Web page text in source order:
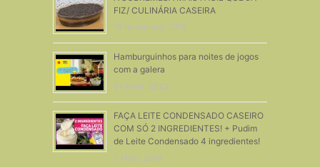
FIZ/ CULINÁRIA CASEIRA
13 Novembro, 2019
Hamburguinhos para noites de jogos
com a galera
24 Maio, 2023
FAÇA LEITE CONDENSADO CASEIRO
COM SÓ 2 INGREDIENTES! + Pudim
de Leite Condensado 4 ingredientes!
3 Maio, 2019